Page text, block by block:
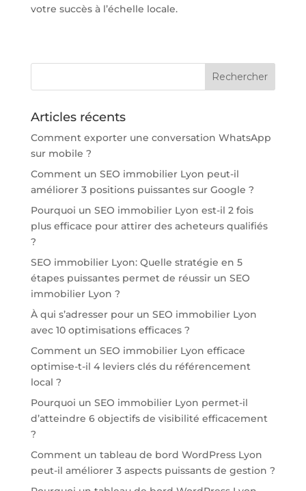
votre succès à l’échelle locale.
Articles récents
Comment exporter une conversation WhatsApp
sur mobile ?
Comment un SEO immobilier Lyon peut-il
améliorer 3 positions puissantes sur Google ?
Pourquoi un SEO immobilier Lyon est-il 2 fois
plus efficace pour attirer des acheteurs qualifiés
?
SEO immobilier Lyon: Quelle stratégie en 5
étapes puissantes permet de réussir un SEO
immobilier Lyon ?
À qui s’adresser pour un SEO immobilier Lyon
avec 10 optimisations efficaces ?
Comment un SEO immobilier Lyon efficace
optimise-t-il 4 leviers clés du référencement
local ?
Pourquoi un SEO immobilier Lyon permet-il
d’atteindre 6 objectifs de visibilité efficacement
?
Comment un tableau de bord WordPress Lyon
peut-il améliorer 3 aspects puissants de gestion ?